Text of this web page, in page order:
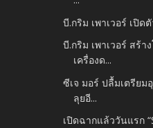
บี.กริม เพาเวอร์ เปิด
บี.กริม เพาเวอร์ สร้
เครื่องด...
ซีเจ มอร์ ปลื้มเตรีย
ลุยอี...
เปิดฉากแล้ววันแรก